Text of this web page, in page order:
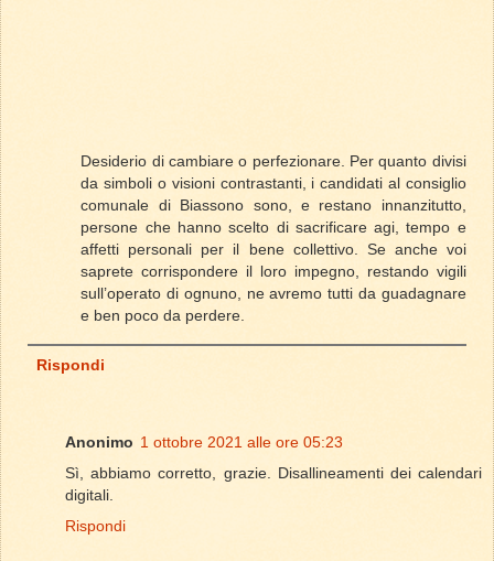
Desiderio di cambiare o perfezionare. Per quanto divisi
da simboli o visioni contrastanti, i candidati al consiglio
comunale di Biassono sono, e restano innanzitutto,
persone che hanno scelto di sacrificare agi, tempo e
affetti personali per il bene collettivo. Se anche voi
saprete corrispondere il loro impegno, restando vigili
sull’operato di ognuno, ne avremo tutti da guadagnare
e ben poco da perdere.
Rispondi
Anonimo 1 ottobre 2021 alle ore 05:23
Sì, abbiamo corretto, grazie. Disallineamenti dei calendari
digitali.
Rispondi